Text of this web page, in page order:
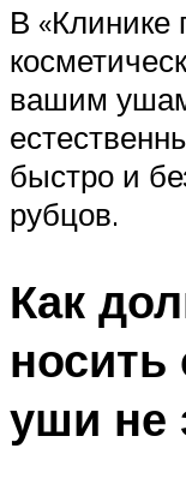
В «Клинике
вашим
быстро и
рубцов.
Как
носить
уши не